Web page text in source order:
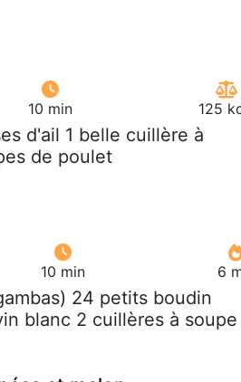
10 min 125
d'ail 1 belle cuillère à
de poulet
10 min 6
24 petits boudin
blanc 2 cuillères à soupe